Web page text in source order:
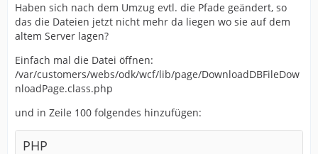
Haben sich nach dem Umzug evtl. die Pfade geändert, so
das die Dateien jetzt nicht mehr da liegen wo sie auf dem
altem Server lagen?
Einfach mal die Datei öffnen:
/var/customers/webs/odk/wcf/lib/page/DownloadDBFileDow
nloadPage.class.php
und in Zeile 100 folgendes hinzufügen:
PHP